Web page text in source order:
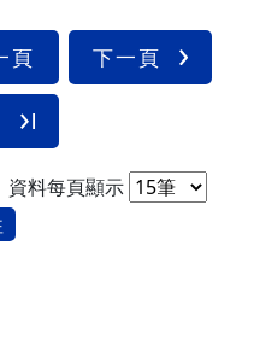
頁 下一頁
資料每頁顯示